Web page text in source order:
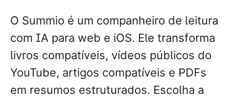
O Summio é um companheiro de leitura
com IA para web e iOS. Ele transforma
livros compatíveis, vídeos públicos do
YouTube, artigos compatíveis e PDFs
em resumos estruturados. Escolha a